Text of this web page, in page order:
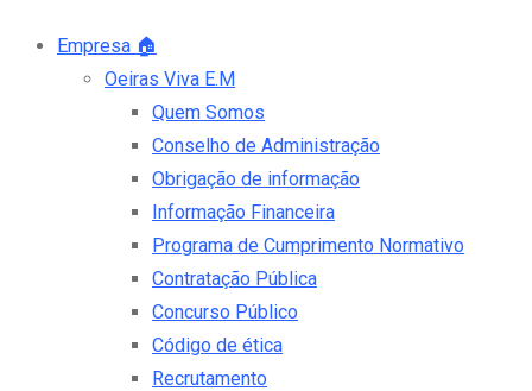
Empresa 🏠
Oeiras Viva E.M
Quem Somos
Conselho de Administração
Obrigação de informação
Informação Financeira
Programa de Cumprimento Normativo
Contratação Pública
Concurso Público
Código de ética
Recrutamento